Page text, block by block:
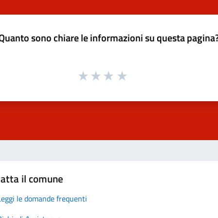
sono chiare le informazioni su questa
il comune
le domande frequenti